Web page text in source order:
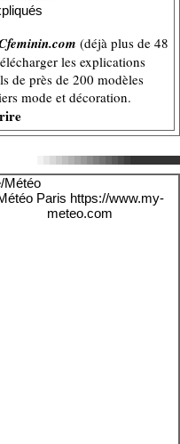
(déjà plus de 48
les explications
de près de 200 modèles
mode et décoration.
Paris https://www.my-
meteo.com